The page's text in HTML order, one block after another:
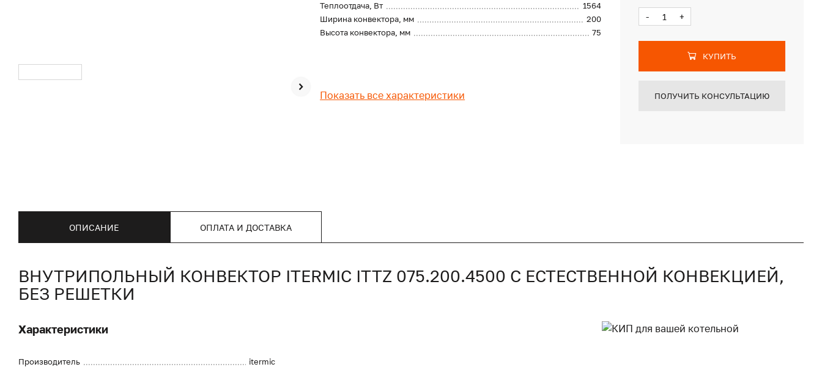
Теплоотдача, Вт
1564
Ширина конвектора, мм
200
Высота конвектора, мм
75
Показать все характеристики
- +
КУПИТЬ
ПОЛУЧИТЬ КОНСУЛЬТАЦИЮ
ОПИСАНИЕ ОПЛАТА И ДОСТАВКА
ВНУТРИПОЛЬНЫЙ КОНВЕКТОР ITERMIC ITTZ 075.200.4500 С ЕСТЕСТВЕННОЙ КОНВЕКЦИЕЙ,
БЕЗ РЕШЕТКИ
Характеристики
Производитель
itermic